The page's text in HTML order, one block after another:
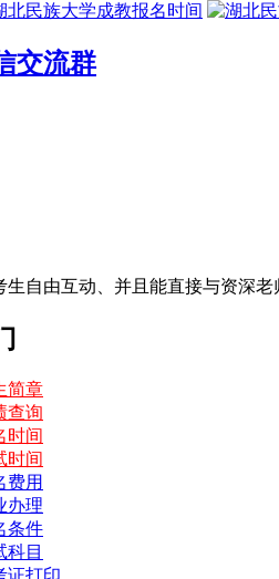
交流群
生自由互动、并且能直接与资深老
简章
查询
时间
时间
费用
办理
条件
科目
证打印